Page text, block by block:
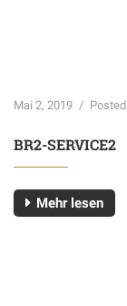
Mai 2, 2019 / Posted
BR2-SERVICE2
Mehr lesen